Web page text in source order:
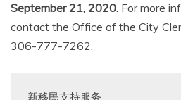
September 21, 2020. For more
contact the Office of the City
306-777-7262.